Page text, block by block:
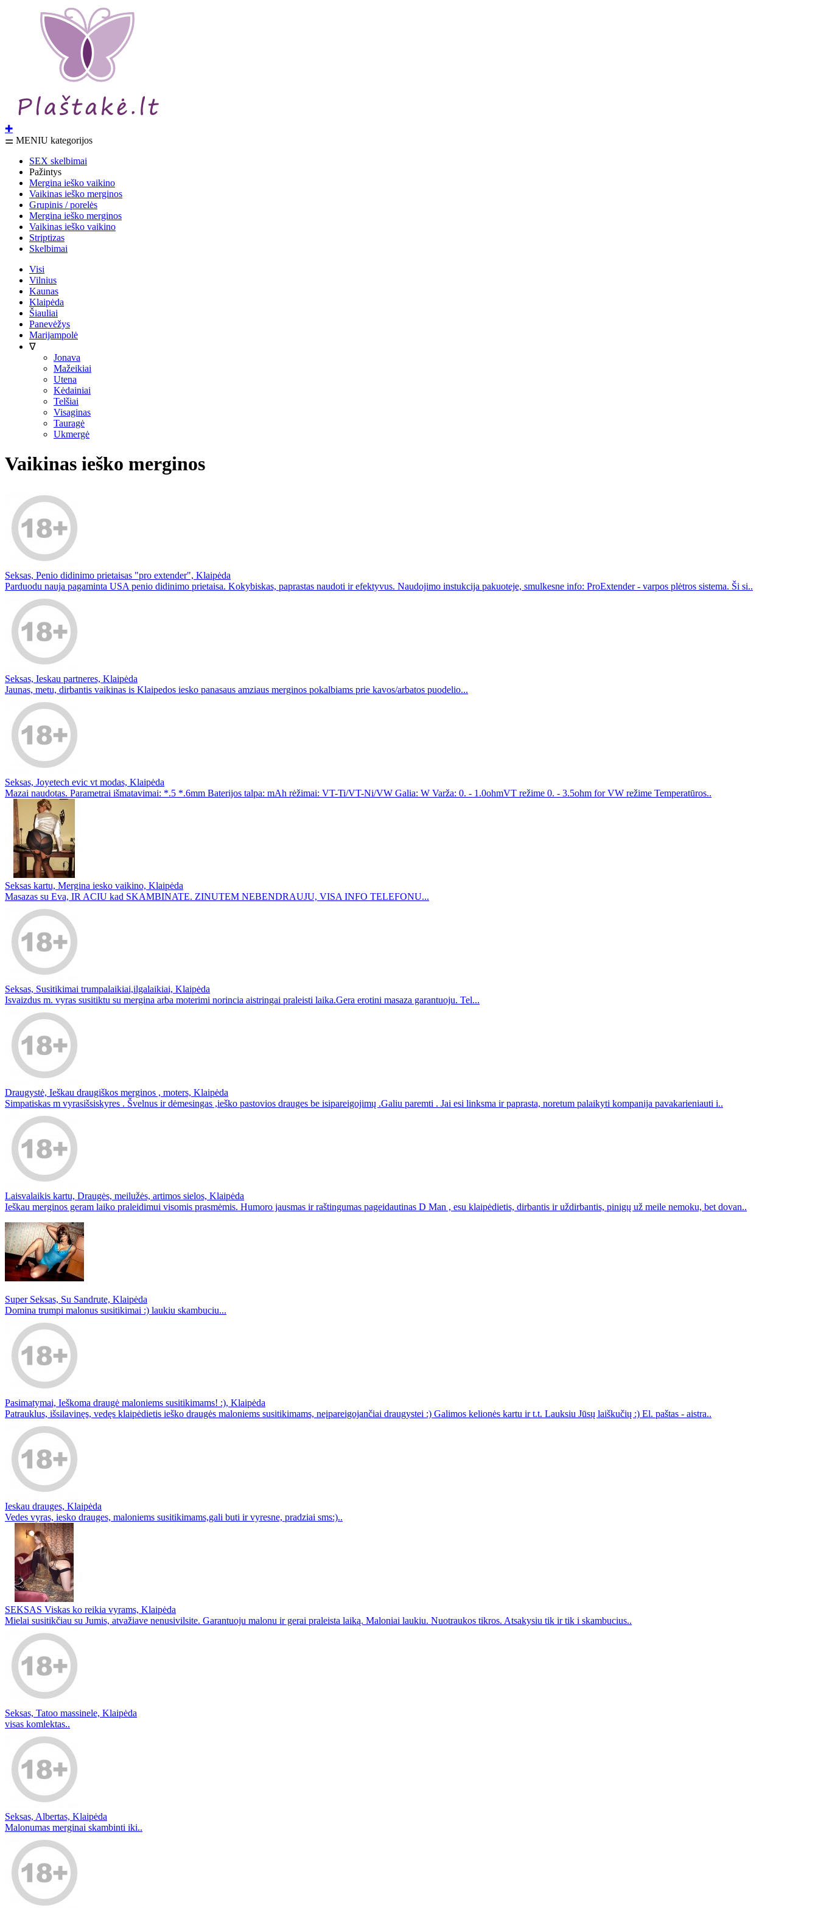
✚
⚌ MENIU kategorijos
SEX skelbimai
Pažintys
Mergina ieško vaikino
Vaikinas ieško merginos
Grupinis / porelės
Mergina ieško merginos
Vaikinas ieško vaikino
Striptizas
Skelbimai
Visi
Vilnius
Kaunas
Klaipėda
Šiauliai
Panevėžys
Marijampolė
∇
Jonava
Mažeikiai
Utena
Kėdainiai
Telšiai
Visaginas
Tauragė
Ukmergė
Vaikinas ieško merginos
Seksas, Penio didinimo prietaisas "pro extender", Klaipėda
Parduodu nauja pagaminta USA penio didinimo prietaisa. Kokybiskas, paprastas naudoti ir efektyvus. Naudojimo instukcija pakuoteje, smulkesne info: ProExtender - varpos plėtros sistema. Ši si..
Seksas, Ieskau partneres, Klaipėda
Jaunas, metu, dirbantis vaikinas is Klaipedos iesko panasaus amziaus merginos pokalbiams prie kavos/arbatos puodelio...
Seksas, Joyetech evic vt modas, Klaipėda
Mazai naudotas. Parametrai išmatavimai: *.5 *.6mm Baterijos talpa: mAh rėžimai: VT-Ti/VT-Ni/VW Galia: W Varža: 0. - 1.0ohmVT režime 0. - 3.5ohm for VW režime Temperatūros..
Seksas kartu, Mergina iesko vaikino, Klaipėda
Masazas su Eva, IR ACIU kad SKAMBINATE. ZINUTEM NEBENDRAUJU, VISA INFO TELEFONU...
Seksas, Susitikimai trumpalaikiai,ilgalaikiai, Klaipėda
Isvaizdus m. vyras susitiktu su mergina arba moterimi norincia aistringai praleisti laika.Gera erotini masaza garantuoju. Tel...
Draugystė, Ieškau draugiškos merginos , moters, Klaipėda
Simpatiskas m vyrasišsiskyres . Švelnus ir dėmesingas ,ieško pastovios drauges be isipareigojimų .Galiu paremti . Jai esi linksma ir paprasta, noretum palaikyti kompanija pavakarieniauti i..
Laisvalaikis kartu, Draugės, meilužės, artimos sielos, Klaipėda
Ieškau merginos geram laiko praleidimui visomis prasmėmis. Humoro jausmas ir raštingumas pageidautinas D Man , esu klaipėdietis, dirbantis ir uždirbantis, pinigų už meile nemoku, bet dovan..
Super Seksas, Su Sandrute, Klaipėda
Domina trumpi malonus susitikimai :) laukiu skambuciu...
Pasimatymai, Ieškoma draugė maloniems susitikimams! :), Klaipėda
Patrauklus, išsilavinęs, vedęs klaipėdietis ieško draugės maloniems susitikimams, neįpareigojančiai draugystei :) Galimos kelionės kartu ir t.t. Lauksiu Jūsų laiškučių :) El. paštas - aistra..
Ieskau drauges, Klaipėda
Vedes vyras, iesko drauges, maloniems susitikimams,gali buti ir vyresne, pradziai sms:)..
SEKSAS Viskas ko reikia vyrams, Klaipėda
Mielai susitikčiau su Jumis, atvažiave nenusivilsite. Garantuoju malonu ir gerai praleista laiką. Maloniai laukiu. Nuotraukos tikros. Atsakysiu tik ir tik i skambucius..
Seksas, Tatoo massinele, Klaipėda
visas komlektas..
Seksas, Albertas, Klaipėda
Malonumas merginai skambinti iki..